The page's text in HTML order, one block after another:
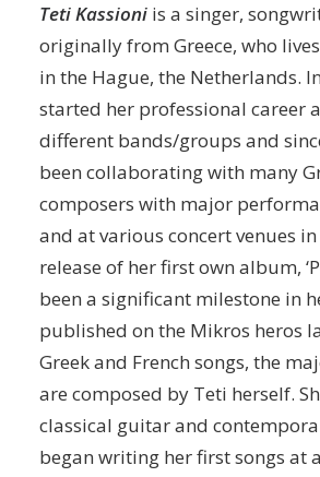
Teti Kassioni is a singer,
originally from Greece, who
in the Hague, the Netherlands.
started her professional career
different bands/groups and
been collaborating with many
composers with major
and at various concert venues
release of her first own album,
been a significant milestone in
published on the Mikros heros
Greek and French songs, the
are composed by Teti herself.
classical guitar and
began writing her first songs at